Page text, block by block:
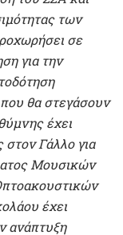
των
σε
για την
θα στεγάσουν
έχει
Γάλλο για
Μουσικών
έχει
ανάπτυξη